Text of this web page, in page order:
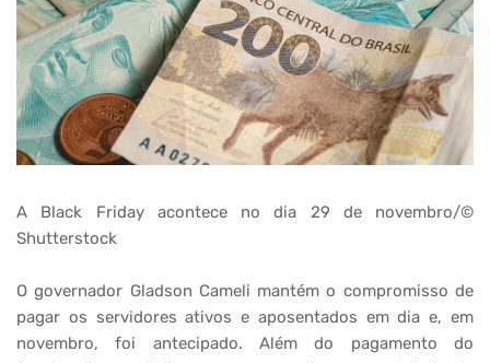
A Black Friday acontece no dia 29 de novembro/©
Shutterstock
O governador Gladson Cameli mantém o compromisso de
pagar os servidores ativos e aposentados em dia e, em
novembro, foi antecipado. Além do pagamento do